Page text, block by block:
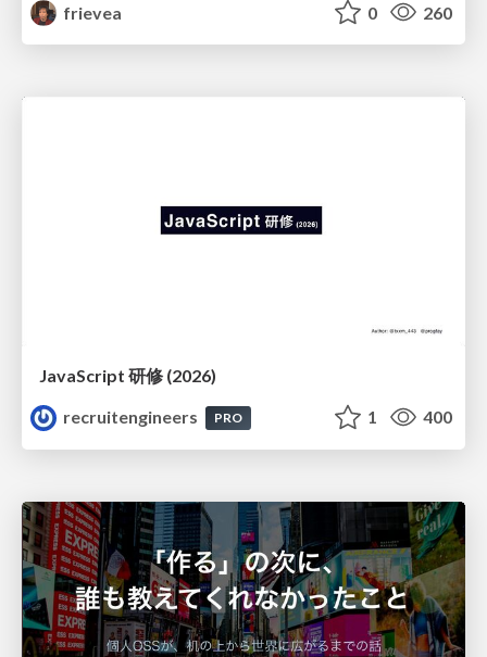
frievea
0 260
JavaScript 研修 (2026)
recruitengineers
PRO 1 400